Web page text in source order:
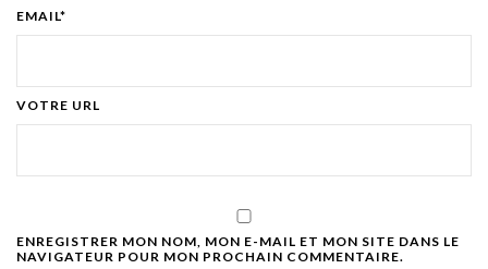
EMAIL*
VOTRE URL
ENREGISTRER MON NOM, MON E-MAIL ET MON SITE DANS LE
NAVIGATEUR POUR MON PROCHAIN COMMENTAIRE.